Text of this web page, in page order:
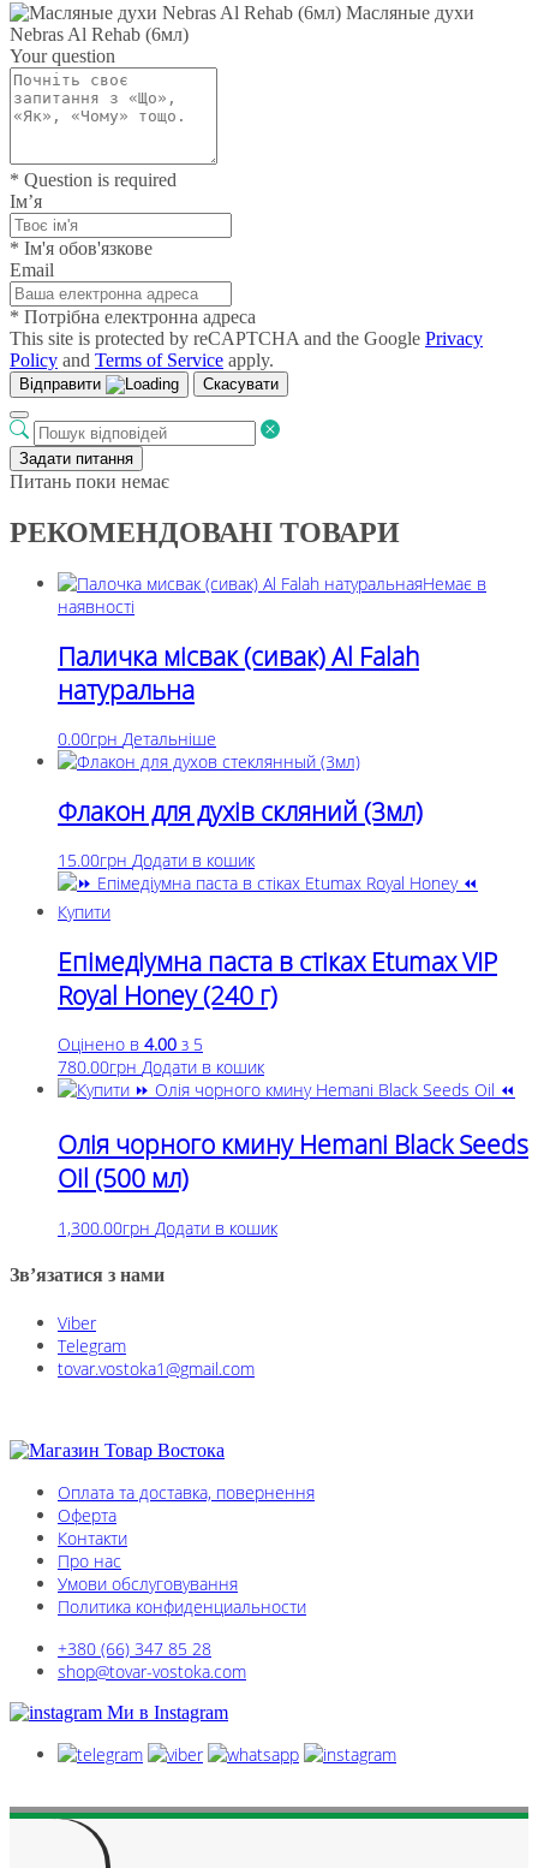
Масляные духи
Nebras Al Rehab (6мл)
Your question
* Question is required
Ім’я
* Ім'я обов'язкове
Email
* Потрібна електронна адреса
This site is protected by reCAPTCHA and the Google Privacy
Policy and Terms of Service apply.
Відправити Скасувати
Задати питання
Питань поки немає
РЕКОМЕНДОВАНІ ТОВАРИ
Немає в
наявності
Паличка місвак (сивак) Al Falah
натуральна
0.00грн Детальніше
Флакон для духів скляний (3мл)
15.00грн Додати в кошик
Епімедіумна паста в стіках Etumax VIP
Royal Honey (240 г)
Оцінено в 4.00 з 5
780.00грн Додати в кошик
Олія чорного кмину Hemani Black Seeds
Oil (500 мл)
1,300.00грн Додати в кошик
Зв’язатися з нами
Viber
Telegram
tovar.vostoka1@gmail.com
Оплата та доставка, повернення
Оферта
Контакти
Про нас
Умови обслуговування
Политика конфиденциальности
+380 (66) 347 85 28
shop@tovar-vostoka.com
Ми в Instagram